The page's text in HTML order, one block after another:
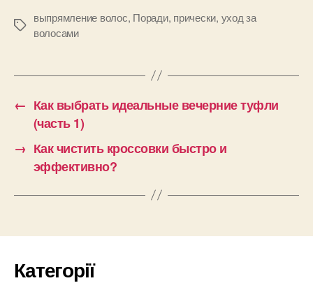
Позначки
выпрямление волос, Поради, прически, уход за
волосами
← Как выбрать идеальные вечерние туфли
(часть 1)
→ Как чистить кроссовки быстро и
эффективно?
Категорії